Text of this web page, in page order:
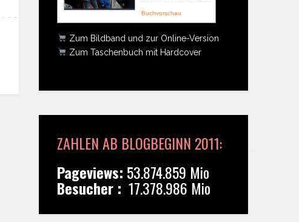
Buchvorschau
Zum Bildband und zur Online-Version
Zum Taschenbuch mit Hardcover
ZAHLEN AB BLOGBEGINN 2011:
Pageviews: 53.874.859 Mio
Besucher : 17.378.986 Mio